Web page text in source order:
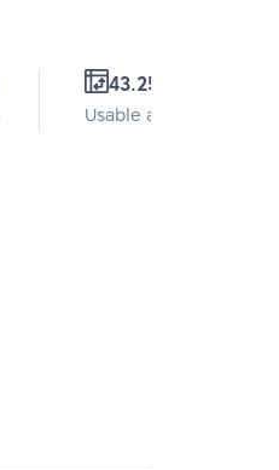
43.25 Sq.m.
Usable area